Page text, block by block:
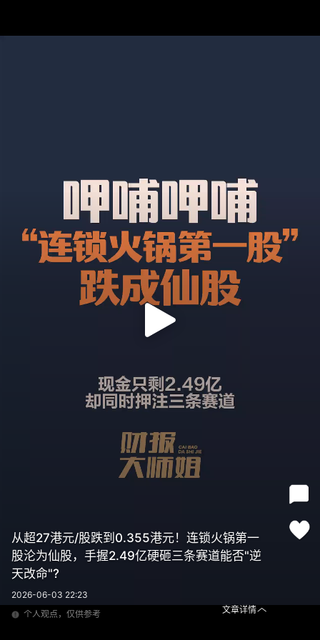
从超27港元/股跌到0.355港元！连锁火锅第一
股沦为仙股，手握2.49亿硬砸三条赛道能否"逆
天改命"?
2026-06-03 22:23
个人观点，仅供参考
文章详情